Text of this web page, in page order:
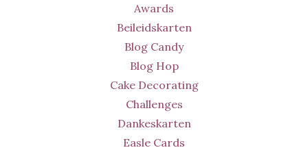
Awards
Beileidskarten
Blog Candy
Blog Hop
Cake Decorating
Challenges
Dankeskarten
Easle Cards